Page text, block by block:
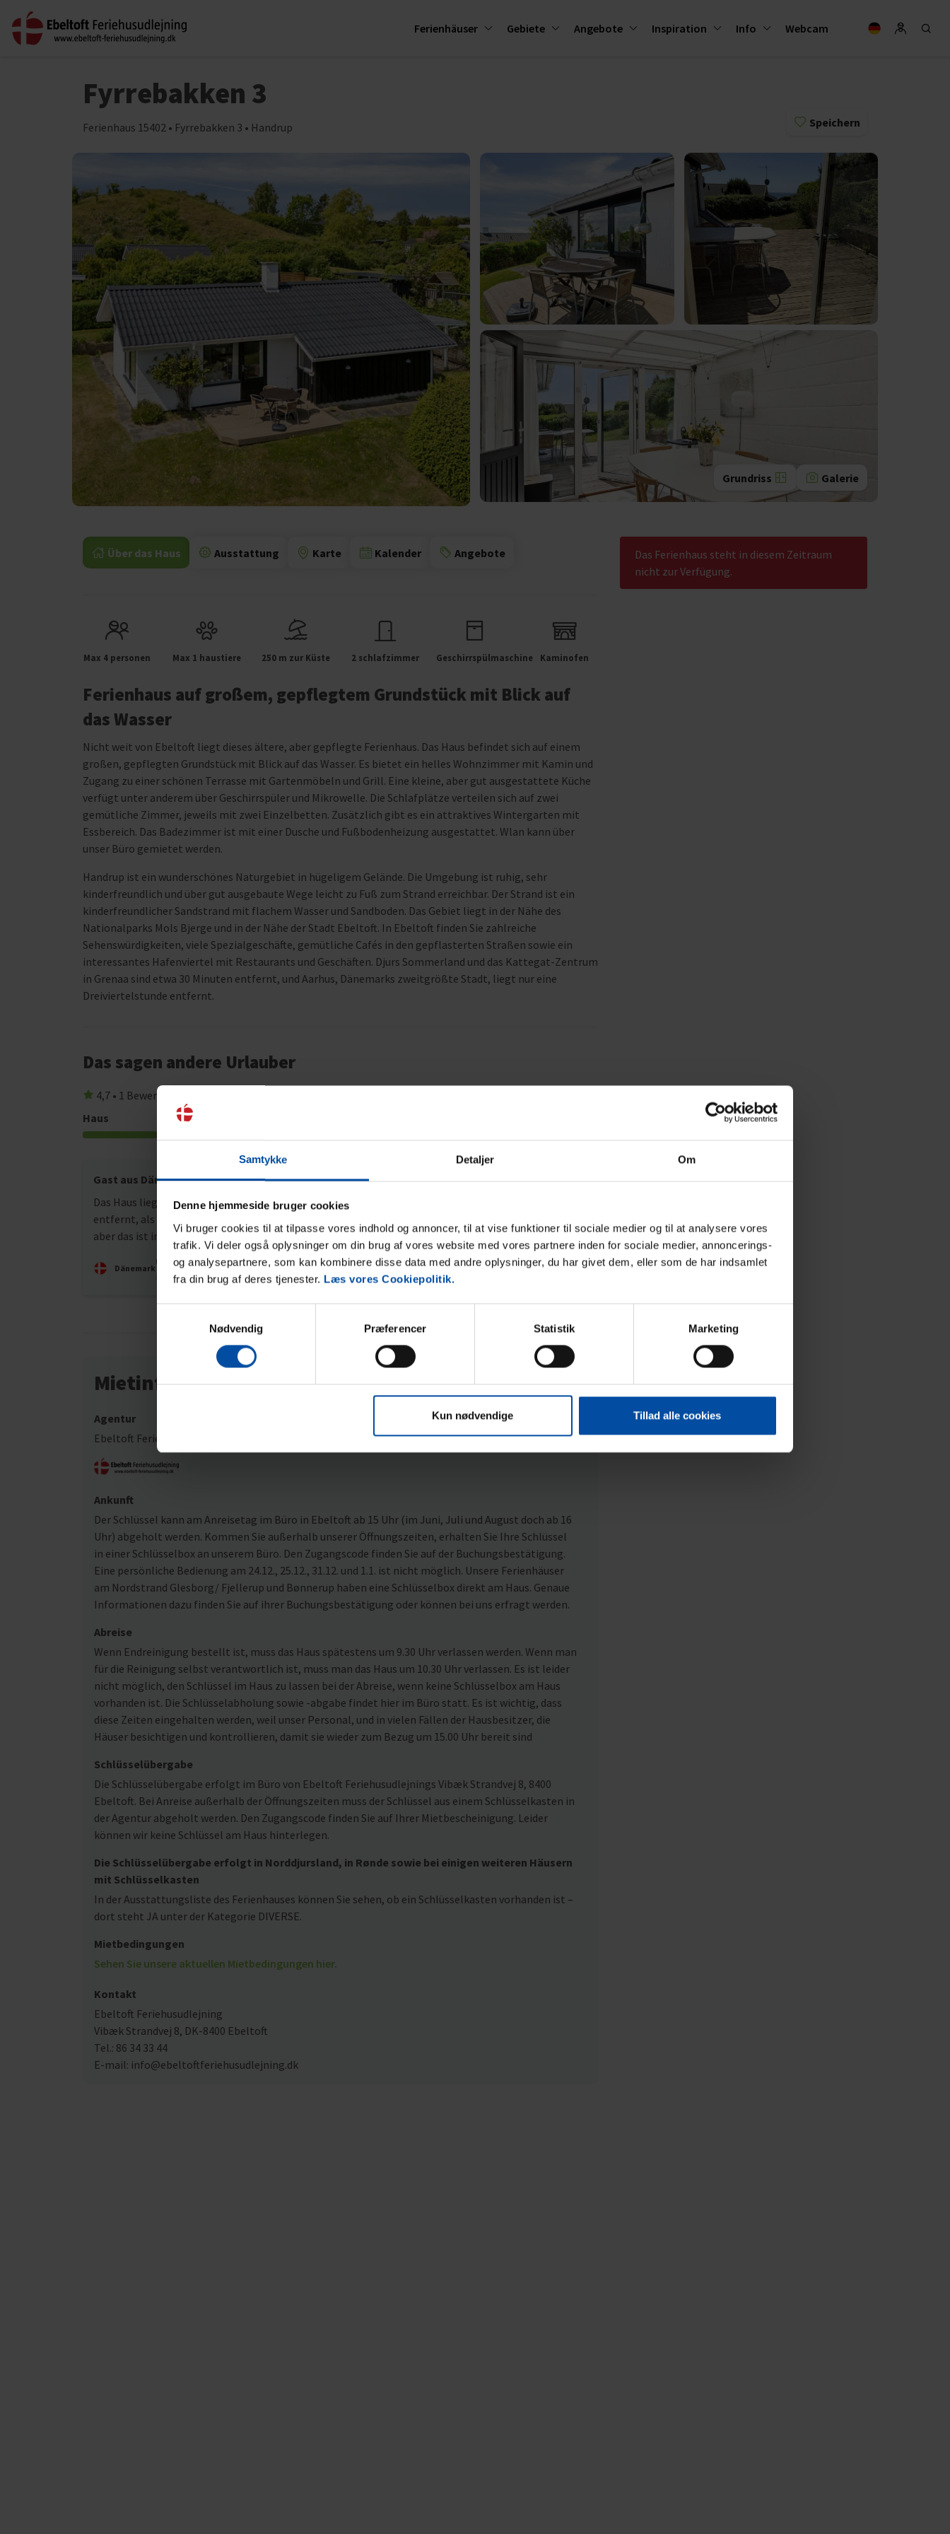
Samtykke Detaljer Om
Denne hjemmeside bruger cookies
Vi bruger cookies til at tilpasse vores indhold og annoncer, til at vise funktioner til sociale medier og til at analysere vores
trafik. Vi deler også oplysninger om din brug af vores website med vores partnere inden for sociale medier, annoncerings-
og analysepartnere, som kan kombinere disse data med andre oplysninger, du har givet dem, eller som de har indsamlet
fra din brug af deres tjenester. Læs vores Cookiepolitik.
Nødvendig
Præferencer Statistik Marketing
Kun nødvendige Tillad alle cookies
Ferienhäuser Gebiete Angebote Inspiration Info Webcam
Fyrrebakken 3
Ferienhaus 15402 • Fyrrebakken 3 • Handrup Speichern
Grundriss Galerie
Über das Haus Ausstattung Karte Kalender Angebote
Max 4 personen Max 1 haustiere 250 m zur Küste 2 schlafzimmer Geschirrspülmaschine Kaminofen
Ferienhaus auf großem, gepflegtem Grundstück mit Blick auf
das Wasser
Nicht weit von Ebeltoft liegt dieses ältere, aber gepflegte Ferienhaus. Das Haus befindet sich auf einem
großen, gepflegten Grundstück mit Blick auf das Wasser. Es bietet ein helles Wohnzimmer mit Kamin und
Zugang zu einer schönen Terrasse mit Gartenmöbeln und Grill. Eine kleine, aber gut ausgestattete Küche
verfügt unter anderem über Geschirrspüler und Mikrowelle. Die Schlafplätze verteilen sich auf zwei
gemütliche Zimmer, jeweils mit zwei Einzelbetten. Zusätzlich gibt es ein attraktives Wintergarten mit
Essbereich. Das Badezimmer ist mit einer Dusche und Fußbodenheizung ausgestattet. Wlan kann über
unser Büro gemietet werden.
Handrup ist ein wunderschönes Naturgebiet in hügeligem Gelände. Die Umgebung ist ruhig, sehr
kinderfreundlich und über gut ausgebaute Wege leicht zu Fuß zum Strand erreichbar. Der Strand ist ein
kinderfreundlicher Sandstrand mit flachem Wasser und Sandboden. Das Gebiet liegt in der Nähe des
Nationalparks Mols Bjerge und in der Nähe der Stadt Ebeltoft. In Ebeltoft finden Sie zahlreiche
Sehenswürdigkeiten, viele Spezialgeschäfte, gemütliche Cafés in den gepflasterten Straßen sowie ein
interessantes Hafenviertel mit Restaurants und Geschäften. Djurs Sommerland und das Kattegat-Zentrum
in Grenaa sind etwa 30 Minuten entfernt, und Aarhus, Dänemarks zweitgrößte Stadt, liegt nur eine
Dreiviertelstunde entfernt.
Das sagen andere Urlauber
4,7 • 1 Bewertungen
Haus
Gast aus Dänemark
Juli 2026
Das Haus liegt etwas weiter von der Straße
entfernt, als in den Informationen angegeben,
aber das ist in Ordnung :)
Dänemark
Übersetzt durch KI -Originalkommentar
anzeigen
Mietinformationen
Agentur
Ebeltoft Feriehusudlejning
Ankunft
Der Schlüssel kann am Anreisetag im Büro in Ebeltoft ab 15 Uhr (im Juni, Juli und August doch ab 16
Uhr) abgeholt werden. Kommen Sie außerhalb unserer Öffnungszeiten, erhalten Sie Ihre Schlüssel
in einer Schlüsselbox an unserem Büro. Den Zugangscode finden Sie auf der Buchungsbestätigung.
Eine persönliche Bedienung am 24.12., 25.12., 31.12. und 1.1. ist nicht möglich. Unsere Ferienhäuser
am Nordstrand Glesborg/ Fjellerup und Bønnerup haben eine Schlüsselbox direkt am Haus. Genaue
Informationen dazu finden Sie auf ihrer Buchungsbestätigung oder können bei uns erfragt werden.
Abreise
Wenn Endreinigung bestellt ist, muss das Haus spätestens um 9.30 Uhr verlassen werden. Wenn man
für die Reinigung selbst verantwortlich ist, muss man das Haus um 10.30 Uhr verlassen. Es ist leider
nicht möglich, den Schlüssel im Haus zu lassen bei der Abreise, wenn keine Schlüsselbox am Haus
vorhanden ist. Die Schlüsselabholung sowie -abgabe findet hier im Büro statt. Es ist wichtig, dass
diese Zeiten eingehalten werden, weil unser Personal, und in vielen Fällen der Hausbesitzer, die
Häuser besichtigen und kontrollieren, damit sie wieder zum Bezug um 15.00 Uhr bereit sind
Schlüsselübergabe
Die Schlüsselübergabe erfolgt im Büro von Ebeltoft Feriehusudlejnings Vibæk Strandvej 8, 8400
Ebeltoft. Bei Anreise außerhalb der Öffnungszeiten muss der Schlüssel aus einem Schlüsselkasten in
der Agentur abgeholt werden. Den Zugangscode finden Sie auf Ihrer Mietbescheinigung. Leider
können wir keine Schlüssel am Haus hinterlegen.
Die Schlüsselübergabe erfolgt in Norddjursland, in Rønde sowie bei einigen weiteren Häusern
mit Schlüsselkasten
In der Ausstattungsliste des Ferienhauses können Sie sehen, ob ein Schlüsselkasten vorhanden ist –
dort steht JA unter der Kategorie DIVERSE.
Mietbedingungen
Sehen Sie unsere aktuellen Mietbedingungen hier.
Kontakt
Ebeltoft Feriehusudlejning
Vibæk Strandvej 8, DK-8400 Ebeltoft
Tel.: 86 34 33 44
E-mail: info@ebeltoftferiehusudlejning.dk
Das Ferienhaus steht in diesem Zeitraum
nicht zur Verfügung.